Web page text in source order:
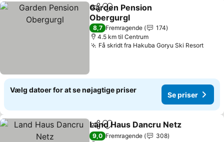
Del Føj til favoritter
Garden Pension
Obergurgl
8,7 Fremragende
174
4.5 km til Centrum
Få skridt fra Hakuba Goryu Ski Resort
Vælg datoer for at se nøjagtige priser
Se priser
Del Føj til favoritter
Land Haus Dancru Netz
9,0 Fremragende
308